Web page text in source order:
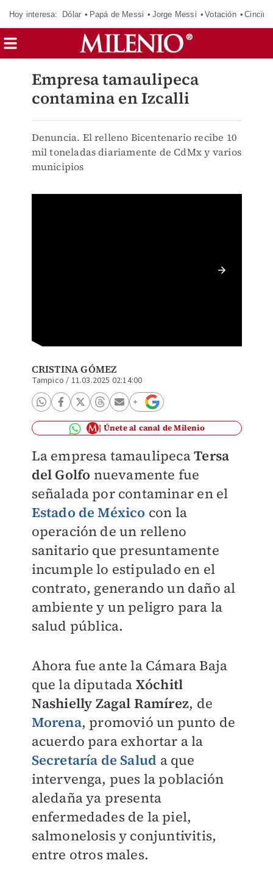
Hoy interesa: Dólar Papá de Messi Jorge Messi Votación
Empresa tamaulipeca
contamina en Izcalli
Denuncia. El relleno Bicentenario recibe 10
mil toneladas diariamente de CdMx y varios
municipios
CRISTINA GÓMEZ
Tampico / 11.03.2025 02:14:00
Únete al canal de Milenio
La empresa tamaulipecaTersa
del Golfo nuevamente fue
señalada por contaminar en el
Estado de México con la
operación de un relleno
sanitario que presuntamente
incumple lo estipulado en el
contrato, generando un daño al
ambiente y un peligro para la
salud pública.
Ahora fue ante la Cámara Baja
que la diputada Xóchitl
Nashielly Zagal Ramírez, de
Morena, promovió un punto de
acuerdo para exhortar a la
Secretaría de Salud a que
intervenga, pues la población
aledaña ya presenta
enfermedades de la piel,
salmonelosis y conjuntivitis,
entre otros males.